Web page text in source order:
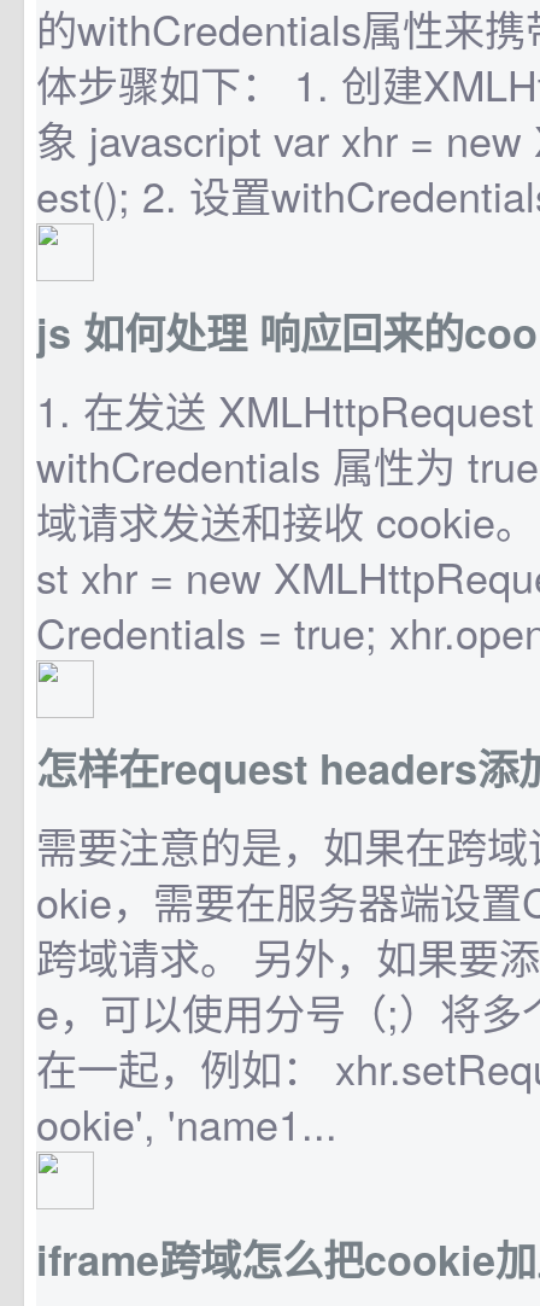
的withCredentials属性来
体步骤如下： 1. 创建
象 javascript var xhr =
est(); 2. 设置
js 如何处理 响应回来的
1. 在发送
withCredentials 属性为
域请求发送和接收 cookie
st xhr = new
Credentials = true;
怎样在request headers添
需要注意的是，如果在跨
okie，需要在服务器端设
跨域请求。 另外，如果要
e，可以使用分号（;）将多
在一起，例如：
ookie', 'name1...
iframe跨域怎么把cookie